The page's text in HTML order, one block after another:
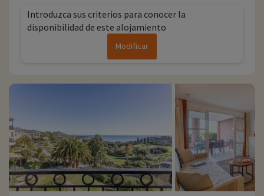
Introduzca sus criterios para conocer la
disponibilidad de este alojamiento
Modificar